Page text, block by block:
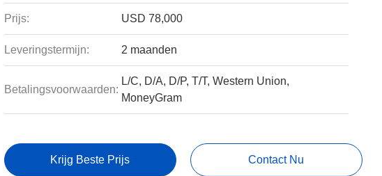
Prijs: USD 78,000
Leveringstermijn: 2 maanden
Betalingsvoorwaarden:
L/C, D/A, D/P, T/T, Western Union,
MoneyGram
Krijg Beste Prijs Contact Nu